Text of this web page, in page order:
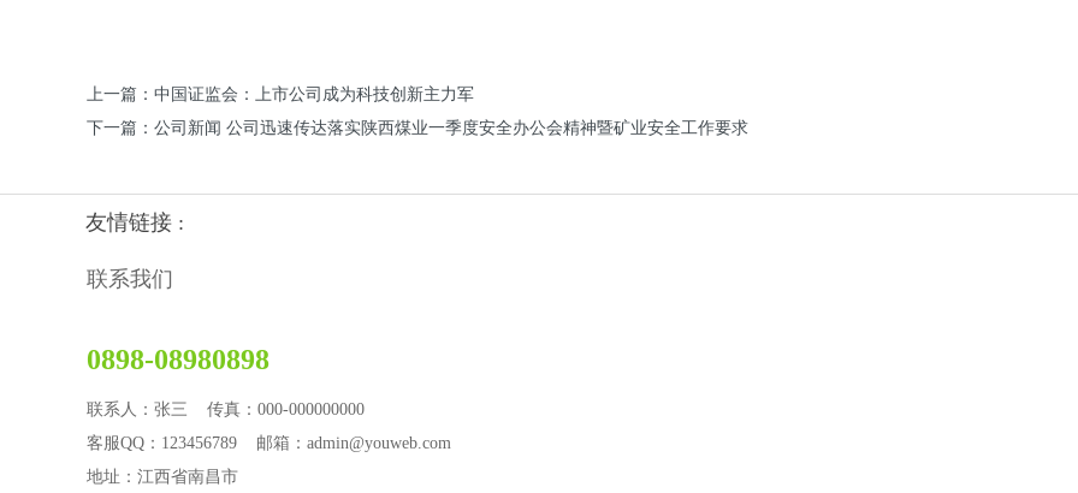
上一篇：中国证监会：上市公司成为科技创新主力军
下一篇：公司新闻 公司迅速传达落实陕西煤业一季度安全办公会精神暨矿业安全工作要求
友情链接 :
联系我们
0898-08980898
联系人：张三 传真：000-000000000
客服QQ：123456789 邮箱：admin@youweb.com
地址：江西省南昌市